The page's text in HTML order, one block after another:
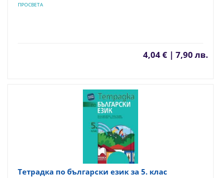
ПРОСВЕТА
4,04 € | 7,90 лв.
Тетрадка по български език за 5. клас